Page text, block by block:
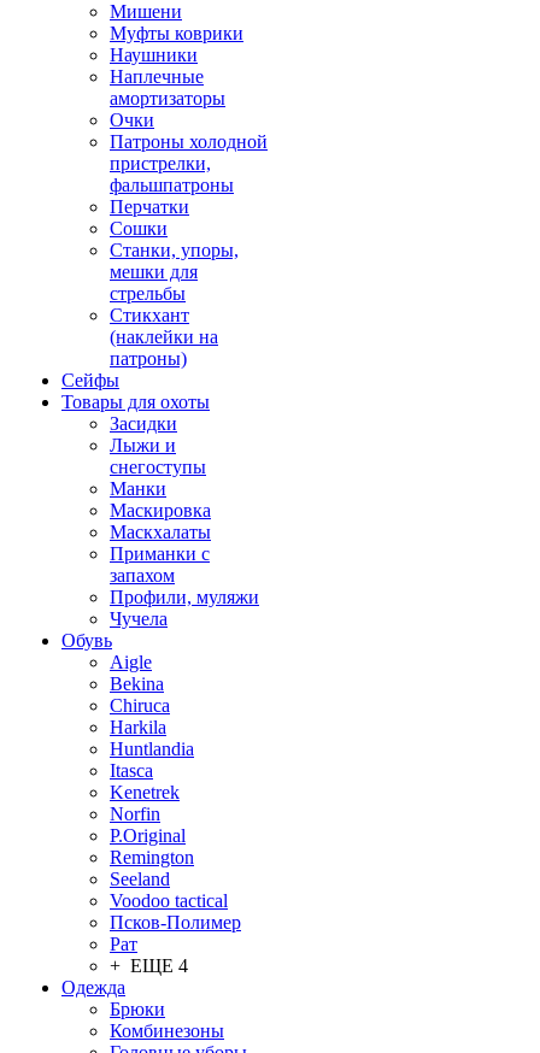
Мишени
Муфты коврики
Наушники
Наплечные
амортизаторы
Очки
Патроны холодной
пристрелки,
фальшпатроны
Перчатки
Сошки
Станки, упоры,
мешки для
стрельбы
Стикхант
(наклейки на
патроны)
Сейфы
Товары для охоты
Засидки
Лыжи и
снегоступы
Манки
Маскировка
Маскхалаты
Приманки с
запахом
Профили, муляжи
Чучела
Обувь
Aigle
Bekina
Chiruсa
Harkila
Huntlandia
Itasca
Kenetrek
Norfin
P.Original
Remington
Seeland
Voodoo tactical
Псков-Полимер
Рат
+ ЕЩЕ 4
Одежда
Брюки
Комбинезоны